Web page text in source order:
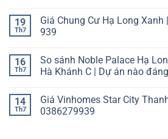
19
Th7
Giá Chung Cư Hạ Long Xanh
939
16
Th7
So sánh Noble Palace Hạ
Hà Khánh C | Dự án nào
14
Th7
Giá Vinhomes Star City
0386279939